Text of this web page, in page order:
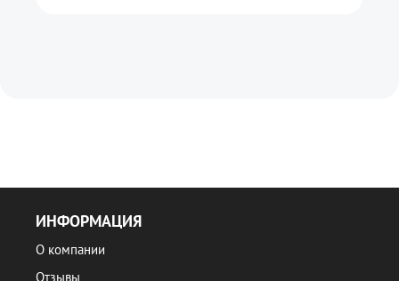
ИНФОРМАЦИЯ
О компании
Отзывы